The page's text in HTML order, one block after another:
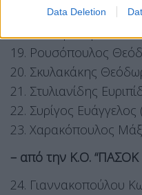
Data Deletion
17. Παναγιωτόπουλος
18. Ράπτη Ζωή
19. Ρουσόπουλος
20. Σκυλακάκης
21. Στυλιανίδης
22. Συρίγος Ευάγγελος
23. Χαρακόπουλος
– από την Κ.Ο.
24. Γιαννακοπούλου